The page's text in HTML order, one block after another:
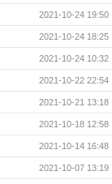
2021-10-24 19:50
2021-10-24 18:25
2021-10-24 10:32
2021-10-22 22:54
2021-10-21 13:18
2021-10-18 12:58
2021-10-14 16:48
2021-10-07 13:19